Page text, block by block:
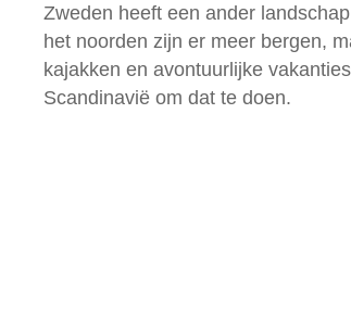
Zweden heeft een ander
het noorden zijn er meer bergen,
kajakken en avontuurlijke
Scandinavië om dat te doen.